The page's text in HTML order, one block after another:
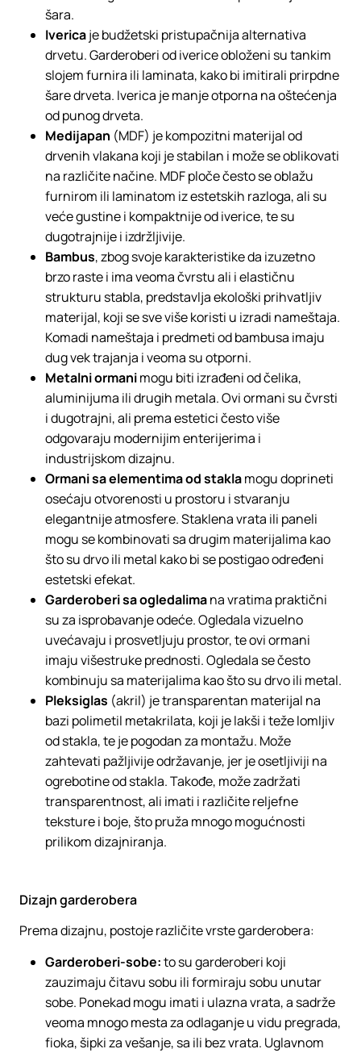
šara.
Ivericaje budžetski pristupačnija alternativa
drvetu. Garderoberi od iverice obloženi su tankim
slojem furnira ili laminata, kako bi imitirali prirpdne
šare drveta. Iverica je manje otporna na oštećenja
od punog drveta.
Medijapan (MDF) je kompozitni materijal od
drvenih vlakana koji je stabilan i može se oblikovati
na različite načine. MDF ploče često se oblažu
furnirom ili laminatom iz estetskih razloga, ali su
veće gustine i kompaktnije od iverice, te su
dugotrajnije i izdržljivije.
Bambus, zbog svoje karakteristike da izuzetno
brzo raste i ima veoma čvrstu ali i elastičnu
strukturu stabla, predstavlja ekološki prihvatljiv
materijal, koji se sve više koristi u izradi nameštaja.
Komadi nameštaja i predmeti od bambusa imaju
dug vek trajanja i veoma su otporni.
Metalni ormanimogu biti izrađeni od čelika,
aluminijuma ili drugih metala. Ovi ormani su čvrsti
i dugotrajni, ali prema estetici često više
odgovaraju modernijim enterijerima i
industrijskom dizajnu.
Ormani sa elementima od staklamogu doprineti
osećaju otvorenosti u prostoru i stvaranju
elegantnije atmosfere. Staklena vrata ili paneli
mogu se kombinovati sa drugim materijalima kao
što su drvo ili metal kako bi se postigao određeni
estetski efekat.
Garderoberi sa ogledalimana vratima praktični
su za isprobavanje odeće. Ogledala vizuelno
uvećavaju i prosvetljuju prostor, te ovi ormani
imaju višestruke prednosti. Ogledala se često
kombinuju sa materijalima kao što su drvo ili metal.
Pleksiglas (akril) je transparentan materijal na
bazi polimetil metakrilata, koji je lakši i teže lomljiv
od stakla, te je pogodan za montažu. Može
zahtevati pažljivije održavanje, jer je osetljiviji na
ogrebotine od stakla. Takođe, može zadržati
transparentnost, ali imati i različite reljefne
teksture i boje, što pruža mnogo mogućnosti
prilikom dizajniranja.
Dizajn garderobera
Prema dizajnu, postoje različite vrste garderobera:
Garderoberi-sobe:to su garderoberi koji
zauzimaju čitavu sobu ili formiraju sobu unutar
sobe. Ponekad mogu imati i ulazna vrata, a sadrže
veoma mnogo mesta za odlaganje u vidu pregrada,
fioka, šipki za vešanje, sa ili bez vrata. Uglavnom